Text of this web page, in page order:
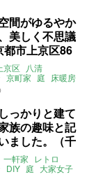
間がゆるやか
美しく不思議
都市上京区86
)
京区
八清
京町家 庭 床暖房
っかりと建て
族の趣味と記
ました。（千
108㎡の売買
一軒家 レトロ
DIY 庭 大家女子